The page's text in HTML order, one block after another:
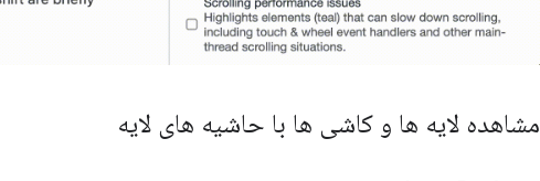
مشاهده لایه ها و کاشی ها با حاشیه های لایه